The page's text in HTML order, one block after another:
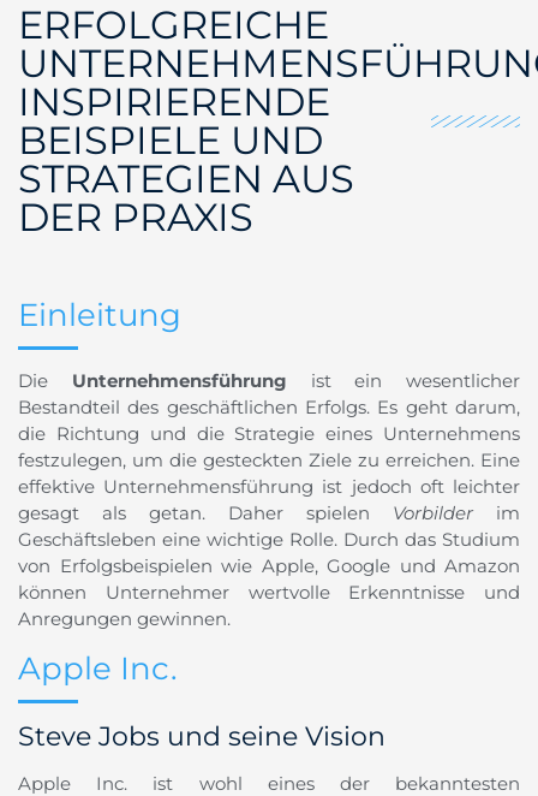
ERFOLGREICHE
INSPIRIERENDE
BEISPIELE UND
STRATEGIEN AUS
DER PRAXIS
Einleitung
Die Unternehmensführung ist ein wesentlicher
Bestandteil des geschäftlichen Erfolgs. Es geht darum,
die Richtung und die Strategie eines Unternehmens
festzulegen, um die gesteckten Ziele zu erreichen. Eine
effektive Unternehmensführung ist jedoch oft leichter
gesagt als getan. Daher spielen Vorbilderim
Geschäftsleben eine wichtige Rolle. Durch das Studium
von Erfolgsbeispielen wie Apple, Google und Amazon
können Unternehmer wertvolle Erkenntnisse und
Anregungen gewinnen.
Apple Inc.
Steve Jobs und seine Vision
Apple Inc. ist wohl eines der bekanntesten